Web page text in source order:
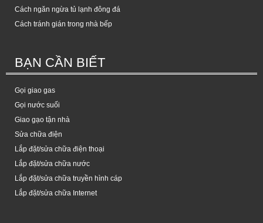
Cách ngăn ngừa tủ lạnh đông đá
Cách tránh gián trong nhà bếp
BẠN CẦN BIẾT
Gọi giao gas
Gọi nước suối
Giao gạo tận nhà
Sửa chữa điện
Lắp đặt/sửa chữa điện thoại
Lắp đặt/sửa chữa nước
Lắp đặt/sửa chữa truyền hình cáp
Lắp đặt/sửa chữa Internet